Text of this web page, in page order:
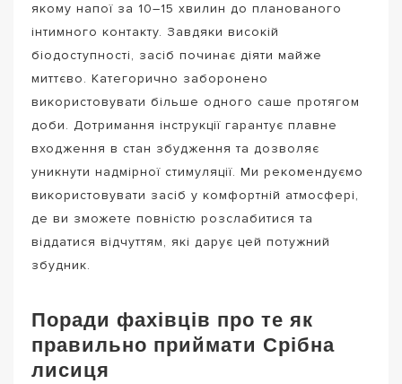
якому напої за 10–15 хвилин до планованого
інтимного контакту. Завдяки високій
біодоступності, засіб починає діяти майже
миттєво. Категорично заборонено
використовувати більше одного саше протягом
доби. Дотримання інструкції гарантує плавне
входження в стан збудження та дозволяє
уникнути надмірної стимуляції. Ми рекомендуємо
використовувати засіб у комфортній атмосфері,
де ви зможете повністю розслабитися та
віддатися відчуттям, які дарує цей потужний
збудник.
Поради фахівців про те як
правильно приймати Срібна
лисиця